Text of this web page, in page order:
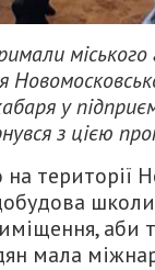
міського
у
з цією
території
аби
мала